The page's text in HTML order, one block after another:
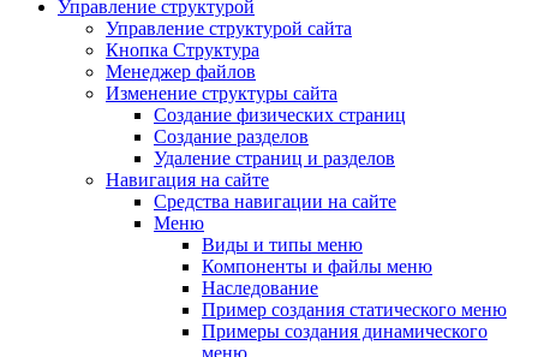
Управление структурой
Управление структурой сайта
Кнопка Структура
Менеджер файлов
Изменение структуры сайта
Создание физических страниц
Создание разделов
Удаление страниц и разделов
Навигация на сайте
Средства навигации на сайте
Меню
Виды и типы меню
Компоненты и файлы меню
Наследование
Пример создания статического меню
Примеры создания динамического
меню